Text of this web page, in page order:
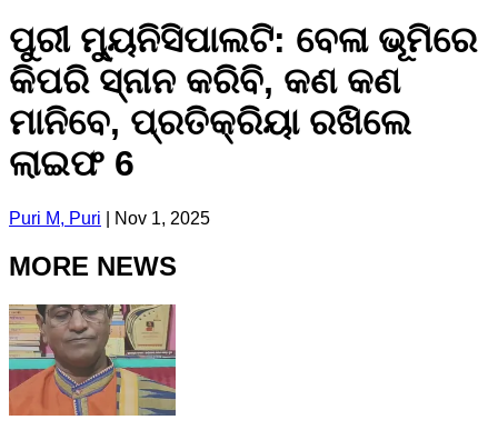
ପୁରୀ ମ୍ୟୁନିସିପାଲଟି: ବେଳା ଭୂମିରେ
କିପରି ସ୍ନାନ କରିବି, କଣ କଣ
ମାନିବେ, ପ୍ରତିକ୍ରିୟା ରଖିଲେ
ଲାଇଫ 6
Puri M, Puri Nov 1, 2025
MORE NEWS